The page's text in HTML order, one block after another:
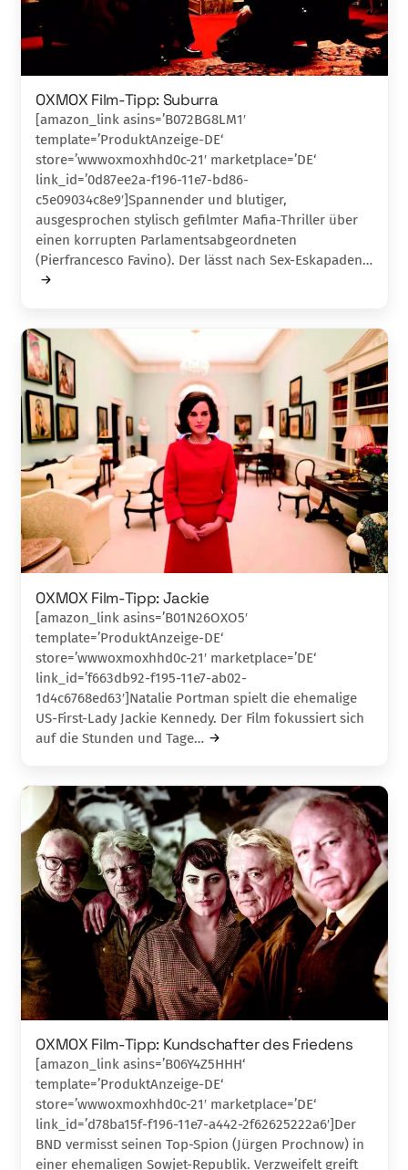
OXMOX Film-Tipp: Suburra
[amazon_link asins=’B072BG8LM1′
template=’ProduktAnzeige-DE‘
store=’wwwoxmoxhhd0c-21′ marketplace=’DE‘
link_id=’0d87ee2a-f196-11e7-bd86-
c5e09034c8e9′]Spannender und blutiger,
ausgesprochen stylisch gefilmter Mafia-Thriller über
einen korrupten Parlamentsabgeordneten
(Pierfrancesco Favino). Der lässt nach Sex-Eskapaden…
OXMOX Film-Tipp: Jackie
[amazon_link asins=’B01N26OXO5′
template=’ProduktAnzeige-DE‘
store=’wwwoxmoxhhd0c-21′ marketplace=’DE‘
link_id=’f663db92-f195-11e7-ab02-
1d4c6768ed63′]Natalie Portman spielt die ehemalige
US-First-Lady Jackie Kennedy. Der Film fokussiert sich
auf die Stunden und Tage…
OXMOX Film-Tipp: Kundschafter des Friedens
[amazon_link asins=’B06Y4Z5HHH‘
template=’ProduktAnzeige-DE‘
store=’wwwoxmoxhhd0c-21′ marketplace=’DE‘
link_id=’d78ba15f-f196-11e7-a442-2f62625222a6′]Der
BND vermisst seinen Top-Spion (Jürgen Prochnow) in
einer ehemaligen Sowjet-Republik. Verzweifelt greift